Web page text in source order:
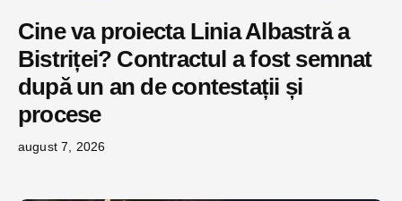
Cine va proiecta Linia Albastră a
Bistriței? Contractul a fost semnat
după un an de contestații și
procese
august 7, 2026